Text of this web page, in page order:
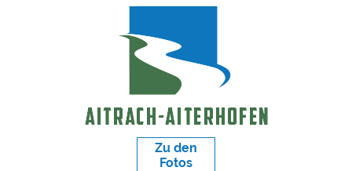
Zu den
Fotos